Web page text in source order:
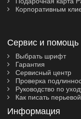
Корпоративным
Сервис и помощь
Выбрать шрифт
Гарантия
Сервисный центр
Проверка
Руководство по
Как писать
Информация